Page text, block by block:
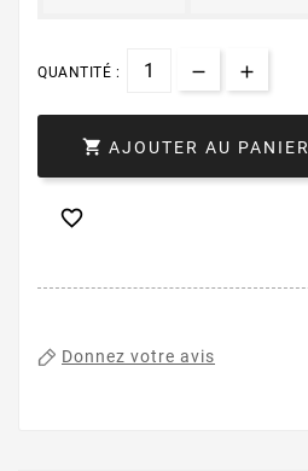
QUANTITÉ :
 AJOUTER AU PANIER

Donnez votre avis